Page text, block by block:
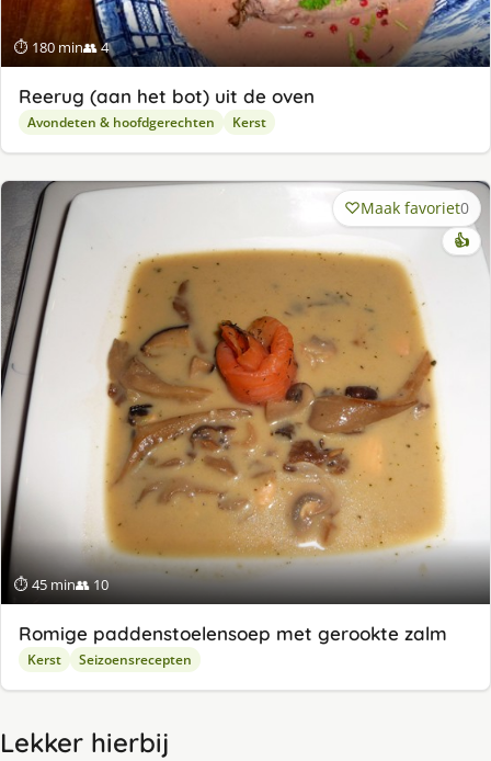
⏱ 180 min👥 4
Reerug (aan het bot) uit de oven
Avondeten & hoofdgerechten Kerst
⏱ 45 min👥 10
Maak favoriet0
👍
Romige paddenstoelensoep met gerookte zalm
Kerst Seizoensrecepten
Lekker hierbij